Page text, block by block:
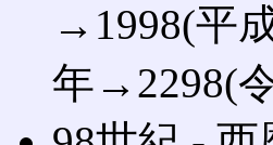
→1998(平
年→2298(